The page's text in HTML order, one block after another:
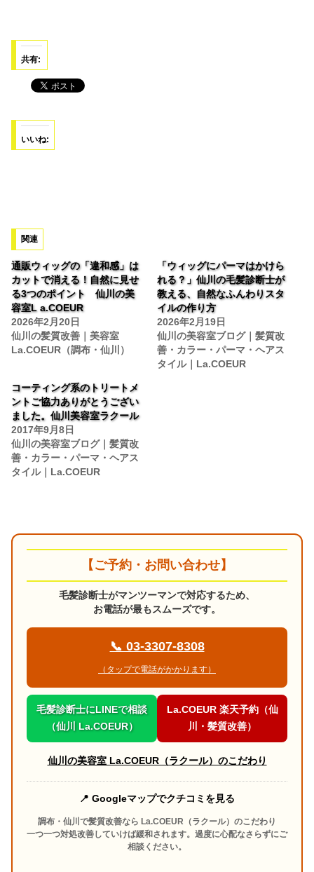
共有:
いいね:
関連
通販ウィッグの「違和感」は
カットで消える！自然に見せ
る3つのポイント 仙川の美
容室L a.COEUR
2026年2月20日
仙川の髪質改善｜美容室
La.COEUR（調布・仙川）
「ウィッグにパーマはかけら
れる？」仙川の毛髪診断士が
教える、自然なふんわりスタ
イルの作り方
2026年2月19日
仙川の美容室ブログ｜髪質改
善・カラー・パーマ・ヘアス
タイル｜La.COEUR
コーティング系のトリートメ
ントご協力ありがとうござい
ました。仙川美容室ラクール
2017年9月8日
仙川の美容室ブログ｜髪質改
善・カラー・パーマ・ヘアス
タイル｜La.COEUR
【ご予約・お問い合わせ】
毛髪診断士がマンツーマンで対応するため、
お電話が最もスムーズです。
📞 03-3307-8308
（タップで電話がかかります）
毛髪診断士にLINEで相談
（仙川 La.COEUR）
La.COEUR 楽天予約（仙
川・髪質改善）
仙川の美容室 La.COEUR（ラクール）のこだわり
📍 Googleマップでクチコミを見る
調布・仙川で髪質改善なら La.COEUR（ラクール）のこだわり
一つ一つ対処改善していけば緩和されます。過度に心配なさらずにご
相談ください。